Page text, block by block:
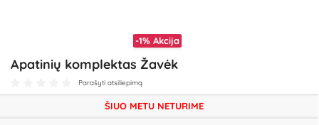
-1% Akcija
Apatinių komplektas Žavėk
Parašyti atsiliepimą
ŠIUO METU NETURIME